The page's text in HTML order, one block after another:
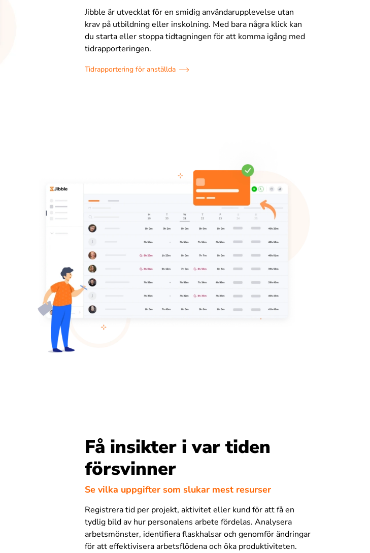
Jibble är utvecklat för en smidig användarupplevelse utan
krav på utbildning eller inskolning. Med bara några klick kan
du starta eller stoppa tidtagningen för att komma igång med
tidrapporteringen.
Tidrapportering för anställda
Få insikter i var tiden
försvinner
Se vilka uppgifter som slukar mest resurser
Registrera tid per projekt, aktivitet eller kund för att få en
tydlig bild av hur personalens arbete fördelas. Analysera
arbetsmönster, identifiera flaskhalsar och genomför ändringar
för att effektivisera arbetsflödena och öka produktiviteten.